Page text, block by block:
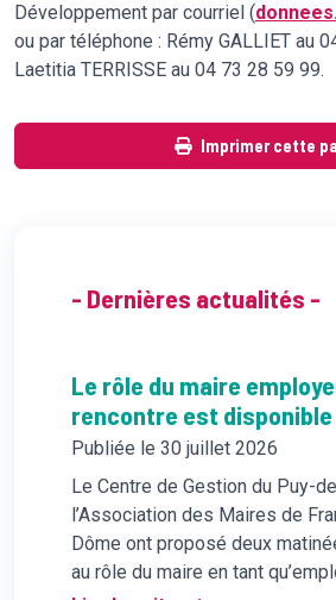
Développement par courriel (
ou par téléphone : Rémy GALLIET au
Laetitia TERRISSE au 04 73 28 59 99.
Imprimer cette
- Dernières actualités -
Le rôle du maire
rencontre est disponible
Publiée le 30 juillet 2026
Le Centre de Gestion du Puy-
l’Association des Maires de
Dôme ont proposé deux
au rôle du maire en tant